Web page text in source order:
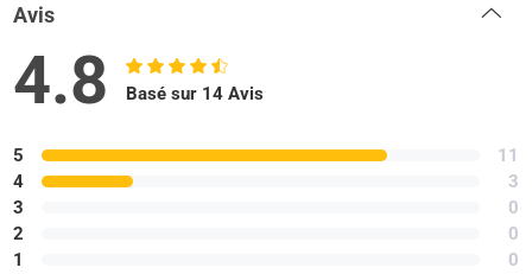
Avis
4.8 Basé sur 14 Avis
5
4
3
2
1
11
3
0
0
0